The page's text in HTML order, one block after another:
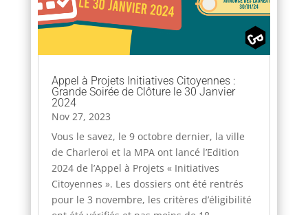
Appel à Projets Initiatives Citoyennes :
Grande Soirée de Clôture le 30 Janvier
2024
Nov 27, 2023
Vous le savez, le 9 octobre dernier, la ville
de Charleroi et la MPA ont lancé l’Edition
2024 de l’Appel à Projets « Initiatives
Citoyennes ». Les dossiers ont été rentrés
pour le 3 novembre, les critères d’éligibilité